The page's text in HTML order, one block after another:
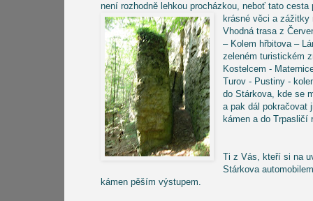
není rozhodně lehkou procházkou, neboť tato
krásné věci a zážitky
Vhodná trasa z
– Kolem hřbitova –
zeleném turistickém
Kostelcem -
Turov - Pustiny -
do Stárkova, kde se
a pak dál pokračovat
kámen a do Trpasličí
Ti z Vás, kteří si na
Stárkova
kámen pěším výstupem.